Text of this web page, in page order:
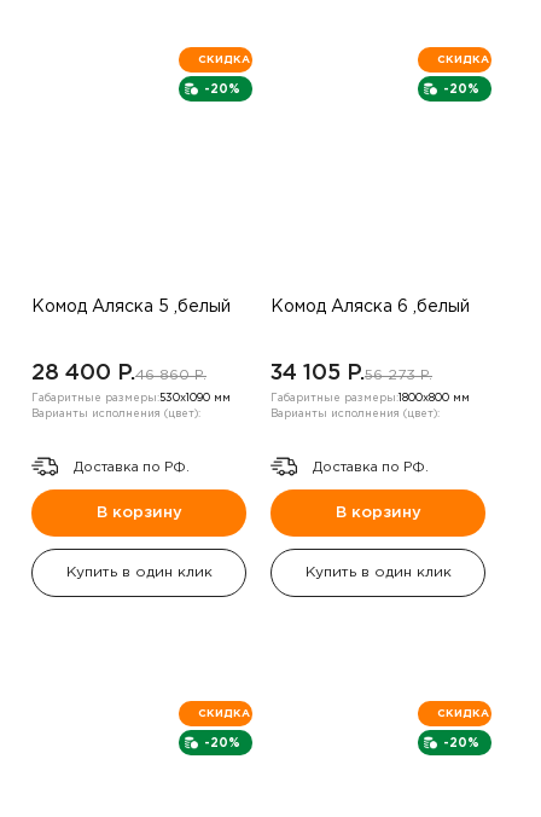
-20%
СКИДКА
Комод Аляска 5 ,белый
28 400 P.46 860 P.
Габаритные размеры:530х1090 мм
Варианты исполнения (цвет):
Доставка по РФ.
В корзину
Купить в один клик
-20%
СКИДКА
Комод Аляска 6 ,белый
34 105 P.56 273 P.
Габаритные размеры: 1800х800 мм
Варианты исполнения (цвет):
Доставка по РФ.
В корзину
Купить в один клик
-20%
СКИДКА
-20%
СКИДКА